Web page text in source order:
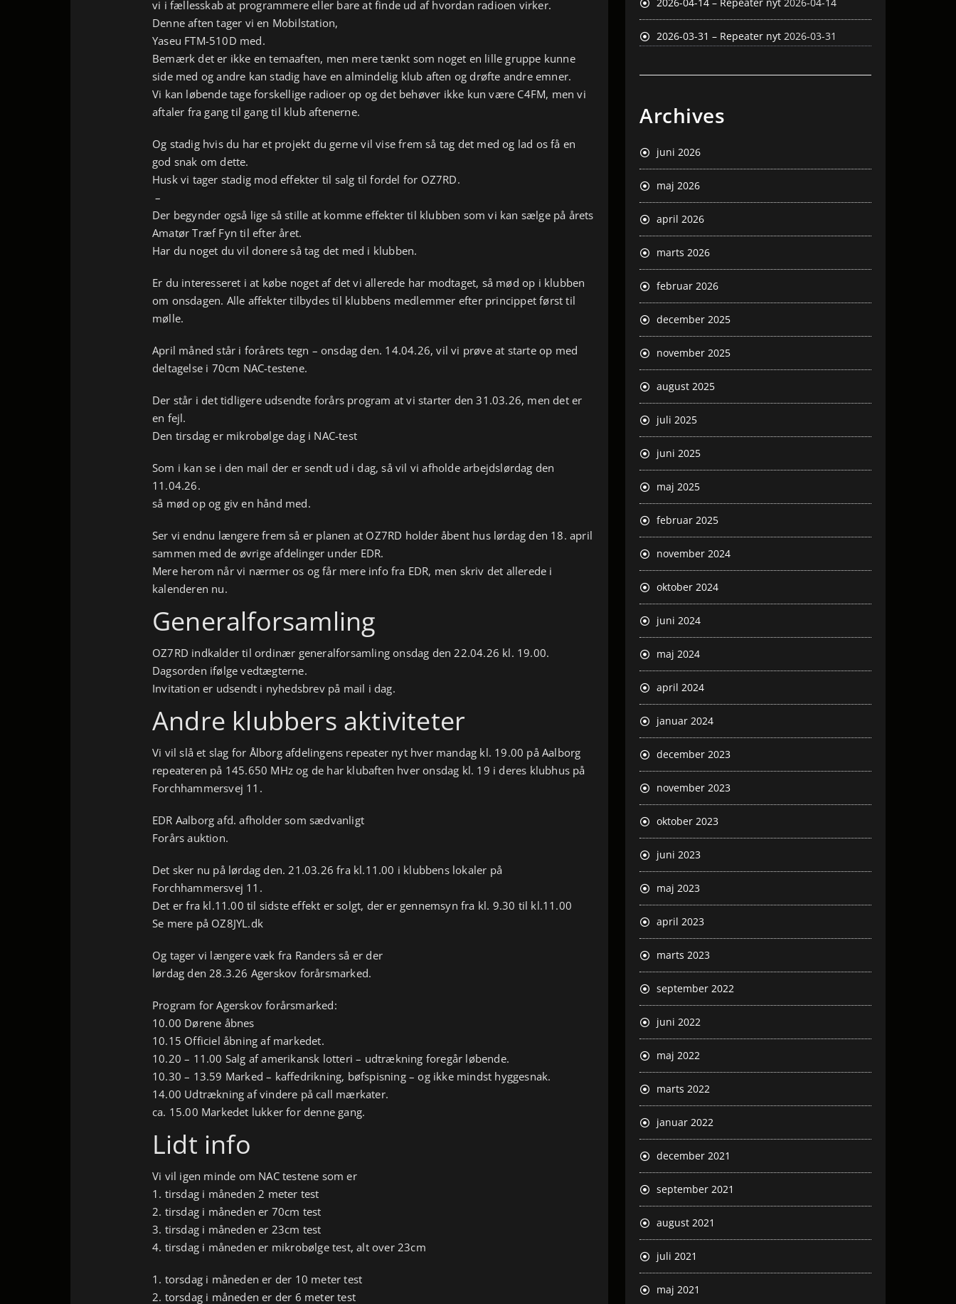
vi i fællesskab at programmere eller bare at finde ud af hvordan radioen virker.
Denne aften tager vi en Mobilstation,
Yaseu FTM-510D med.
Bemærk det er ikke en temaaften, men mere tænkt som noget en lille gruppe kunne
side med og andre kan stadig have en almindelig klub aften og drøfte andre emner.
Vi kan løbende tage forskellige radioer op og det behøver ikke kun være C4FM, men vi
aftaler fra gang til gang til klub aftenerne.
Og stadig hvis du har et projekt du gerne vil vise frem så tag det med og lad os få en
god snak om dette.
Husk vi tager stadig mod effekter til salg til fordel for OZ7RD.
–
Der begynder også lige så stille at komme effekter til klubben som vi kan sælge på årets
Amatør Træf Fyn til efter året.
Har du noget du vil donere så tag det med i klubben.
Er du interesseret i at købe noget af det vi allerede har modtaget, så mød op i klubben
om onsdagen. Alle affekter tilbydes til klubbens medlemmer efter princippet først til
mølle.
April måned står i forårets tegn – onsdag den. 14.04.26, vil vi prøve at starte op med
deltagelse i 70cm NAC-testene.
Der står i det tidligere udsendte forårs program at vi starter den 31.03.26, men det er
en fejl.
Den tirsdag er mikrobølge dag i NAC-test
Som i kan se i den mail der er sendt ud i dag, så vil vi afholde arbejdslørdag den
11.04.26.
så mød op og giv en hånd med.
Ser vi endnu længere frem så er planen at OZ7RD holder åbent hus lørdag den 18. april
sammen med de øvrige afdelinger under EDR.
Mere herom når vi nærmer os og får mere info fra EDR, men skriv det allerede i
kalenderen nu.
Generalforsamling
OZ7RD indkalder til ordinær generalforsamling onsdag den 22.04.26 kl. 19.00.
Dagsorden ifølge vedtægterne.
Invitation er udsendt i nyhedsbrev på mail i dag.
Andre klubbers aktiviteter
Vi vil slå et slag for Ålborg afdelingens repeater nyt hver mandag kl. 19.00 på Aalborg
repeateren på 145.650 MHz og de har klubaften hver onsdag kl. 19 i deres klubhus på
Forchhammersvej 11.
EDR Aalborg afd. afholder som sædvanligt
Forårs auktion.
Det sker nu på lørdag den. 21.03.26 fra kl.11.00 i klubbens lokaler på
Forchhammersvej 11.
Det er fra kl.11.00 til sidste effekt er solgt, der er gennemsyn fra kl. 9.30 til kl.11.00
Se mere på OZ8JYL.dk
Og tager vi længere væk fra Randers så er der
lørdag den 28.3.26 Agerskov forårsmarked.
Program for Agerskov forårsmarked:
10.00 Dørene åbnes
10.15 Officiel åbning af markedet.
10.20 – 11.00 Salg af amerikansk lotteri – udtrækning foregår løbende.
10.30 – 13.59 Marked – kaffedrikning, bøfspisning – og ikke mindst hyggesnak.
14.00 Udtrækning af vindere på call mærkater.
ca. 15.00 Markedet lukker for denne gang.
Lidt info
Vi vil igen minde om NAC testene som er
1. tirsdag i måneden 2 meter test
2. tirsdag i måneden er 70cm test
3. tirsdag i måneden er 23cm test
4. tirsdag i måneden er mikrobølge test, alt over 23cm
1. torsdag i måneden er der 10 meter test
2. torsdag i måneden er der 6 meter test
2026-03-31 – Repeater nyt 2026-03-31
Archives
juni 2026
maj 2026
april 2026
marts 2026
februar 2026
december 2025
november 2025
august 2025
juli 2025
juni 2025
maj 2025
februar 2025
november 2024
oktober 2024
juni 2024
maj 2024
april 2024
januar 2024
december 2023
november 2023
oktober 2023
juni 2023
maj 2023
april 2023
marts 2023
september 2022
juni 2022
maj 2022
marts 2022
januar 2022
december 2021
september 2021
august 2021
juli 2021
maj 2021